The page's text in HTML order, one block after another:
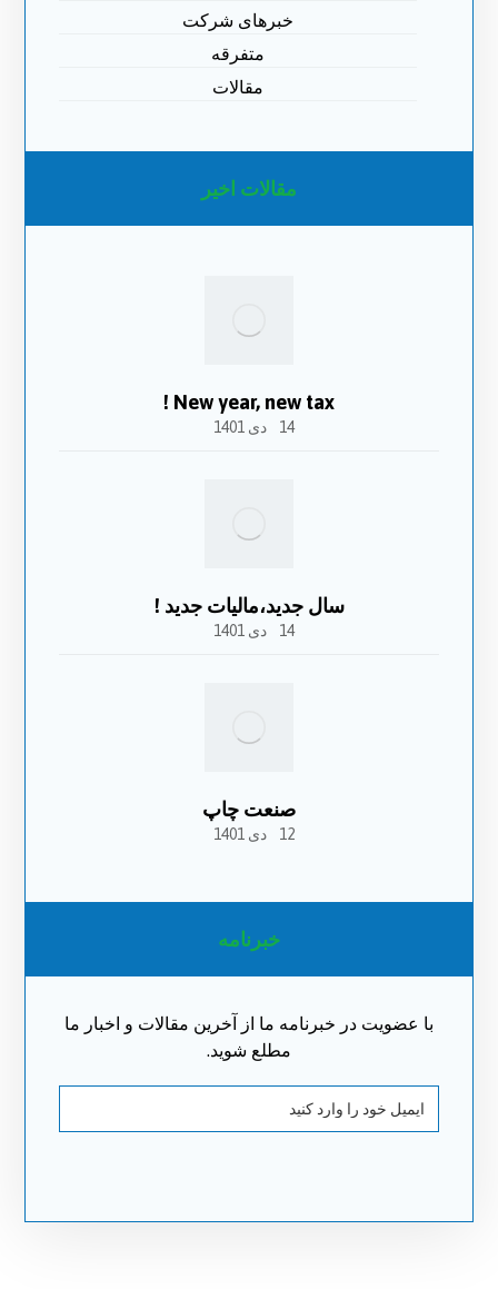
خبرهای شرکت
متفرقه
مقالات
مقالات اخیر
New year, new tax !
14 دی 1401
سال جدید،مالیات جدید !
14 دی 1401
صنعت چاپ
12 دی 1401
خبرنامه
با عضویت در خبرنامه ما از آخرین مقالات و اخبار ما
مطلع شوید.